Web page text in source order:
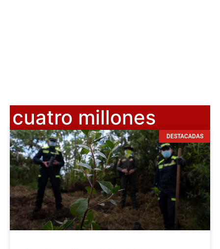
cuatro millones
DESTACADAS